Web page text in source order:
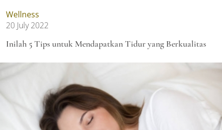
Wellness
20 July 2022
Inilah 5 Tips untuk Mendapatkan Tidur yang Berkualitas